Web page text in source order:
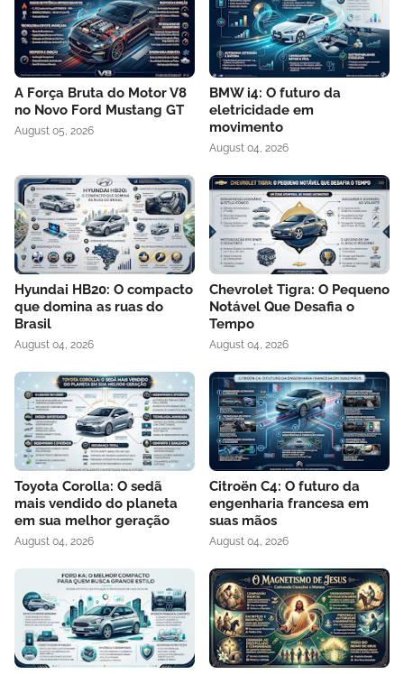
A Força Bruta do Motor V8
no Novo Ford Mustang GT
August 05, 2026
BMW i4: O futuro da
eletricidade em
movimento
August 04, 2026
Hyundai HB20: O compacto
que domina as ruas do
Brasil
August 04, 2026
Chevrolet Tigra: O Pequeno
Notável Que Desafia o
Tempo
August 04, 2026
Toyota Corolla: O sedã
mais vendido do planeta
em sua melhor geração
August 04, 2026
Citroën C4: O futuro da
engenharia francesa em
suas mãos
August 04, 2026